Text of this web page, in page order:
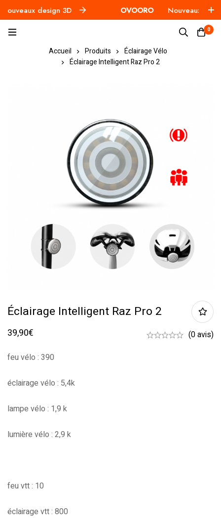
design 3D OVOORO Nouveaux
0
Accueil Produits
Éclairage Vélo
Éclairage Intelligent Raz Pro 2
Éclairage Intelligent Raz Pro 2
39,90€
(0 avis)
feu vélo : 390
éclairage vélo : 5,4k
lampe vélo : 1,9 k
lumière vélo : 2,9 k
feu vtt : 10
éclairage vtt : 800